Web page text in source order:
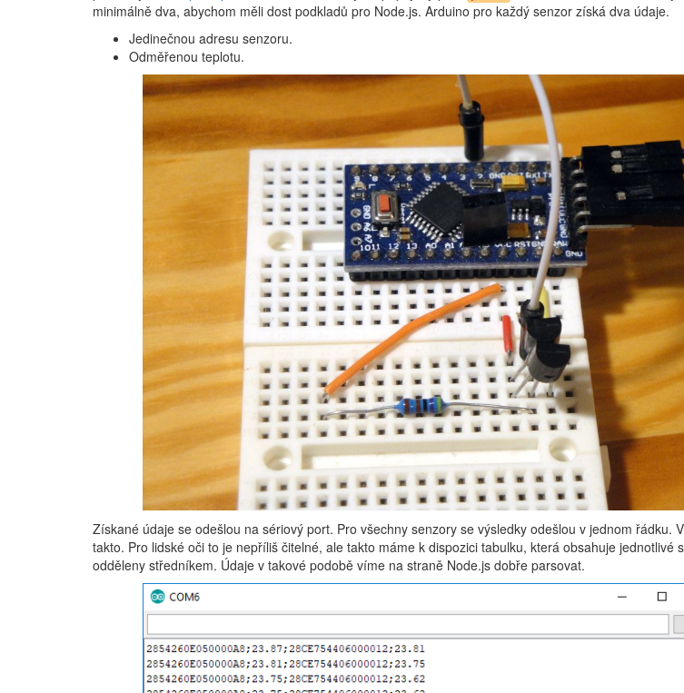
minimálně dva, abychom měli dost podkladů pro Node.js. Arduino pro každý senzor získá dva údaje.
Jedinečnou adresu senzoru.
Odměřenou teplotu.
Získané údaje se odešlou na sériový port. Pro všechny senzory se výsledky odešlou v jednom řádku.
takto. Pro lidské oči to je nepříliš čitelné, ale takto máme k dispozici tabulku, která obsahuje jednotlivé
odděleny středníkem. Údaje v takové podobě víme na straně Node.js dobře parsovat.